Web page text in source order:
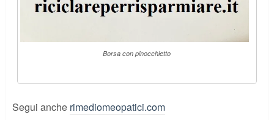
Borsa con pinocchietto
Segui anche rimediomeopatici.com